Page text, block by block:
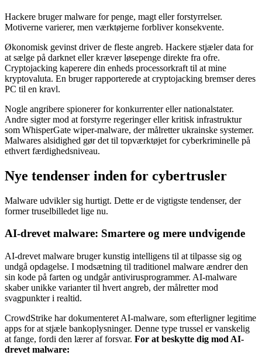
Hackere bruger malware for penge, magt eller forstyrrelser.
Motiverne varierer, men værktøjerne forbliver konsekvente.
Økonomisk gevinst driver de fleste angreb. Hackere stjæler data for
at sælge på darknet eller kræver løsepenge direkte fra ofre.
Cryptojacking kaperere din enheds processorkraft til at mine
kryptovaluta. En bruger rapporterede at cryptojacking bremser deres
PC til en kravl.
Nogle angribere spionerer for konkurrenter eller nationalstater.
Andre sigter mod at forstyrre regeringer eller kritisk infrastruktur
som WhisperGate wiper-malware, der målretter ukrainske systemer.
Malwares alsidighed gør det til topværktøjet for cyberkriminelle på
ethvert færdighedsniveau.
Nye tendenser inden for cybertrusler
Malware udvikler sig hurtigt. Dette er de vigtigste tendenser, der
former truselbilledet lige nu.
AI-drevet malware: Smartere og mere undvigende
AI-drevet malware bruger kunstig intelligens til at tilpasse sig og
undgå opdagelse. I modsætning til traditionel malware ændrer den
sin kode på farten og undgår antivirusprogrammer. AI-malware
skaber unikke varianter til hvert angreb, der målretter mod
svagpunkter i realtid.
CrowdStrike har dokumenteret AI-malware, som efterligner legitime
apps for at stjæle bankoplysninger. Denne type trussel er vanskelig
at fange, fordi den lærer af forsvar. For at beskytte dig mod AI-
drevet malware: